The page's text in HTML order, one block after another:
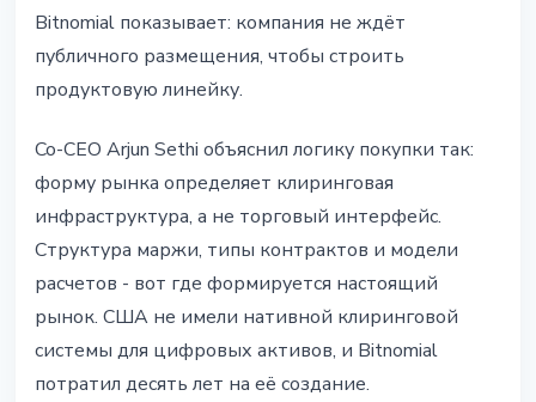
Bitnomial показывает: компания не ждёт
публичного размещения, чтобы строить
продуктовую линейку.
Co-CEO Arjun Sethi объяснил логику покупки так:
форму рынка определяет клиринговая
инфраструктура, а не торговый интерфейс.
Структура маржи, типы контрактов и модели
расчетов - вот где формируется настоящий
рынок. США не имели нативной клиринговой
системы для цифровых активов, и Bitnomial
потратил десять лет на её создание.